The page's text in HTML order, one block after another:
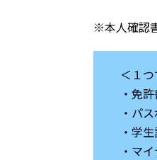
※本人確認
＜１
・免
・パ
・学
・マ